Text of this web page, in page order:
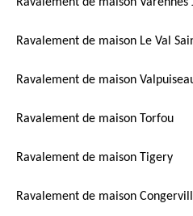
Ravalement de maison Le Val
Ravalement de maison
Ravalement de maison Torfou
Ravalement de maison Tigery
Ravalement de maison